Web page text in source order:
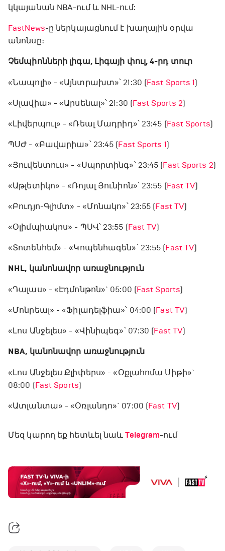
կկայանան NBA-ում և NHL-ում:
FastNews-ը ներկայացնում է խաղային օրվա
անոնսը։
Չեմպիոնների լիգա, Լիգայի փուլ, 4-րդ տուր
«Նապոլի» - «Այնտրախտ»՝ 21:30 (Fast Sports 1)
«Սլավիա» - «Արսենալ»՝ 21:30 (Fast Sports 2)
«Լիվերպուլ» - «Ռեալ Մադրիդ»՝ 23:45 (Fast Sports)
ՊՍԺ - «Բավարիա»՝ 23:45 (Fast Sports 1)
«Յուվենտուս» - «Սպորտինգ»՝ 23:45 (Fast Sports 2)
«Աթլետիկո» - «Ռոյալ Յունիոն»՝ 23:55 (Fast TV)
«Բուդյո-Գլիմտ» - «Մոնակո»՝ 23:55 (Fast TV)
«Օլիմպիակոս» - ՊՍՎ՝ 23:55 (Fast TV)
«Տոտենհեմ» - «Կոպենհագեն»՝ 23:55 (Fast TV)
NHL, կանոնավոր առաջնություն
«Դալաս» - «Էդմոնթոն»` 05:00 (Fast Sports)
«Մոնրեալ» - «Ֆիլադելֆիա»՝ 04:00 (Fast TV)
«Լոս Անջելես» - «Վինիպեգ»՝ 07:30 (Fast TV)
NBA, կանոնավոր առաջնություն
«Լոս Անջելես Քլիփերս» - «Օքլահոմա Սիթի»`
08:00 (Fast Sports)
«Ատլանտա» - «Օռլանդո»` 07:00 (Fast TV)
Մեզ կարող եք հետևել նաև Telegram-ում